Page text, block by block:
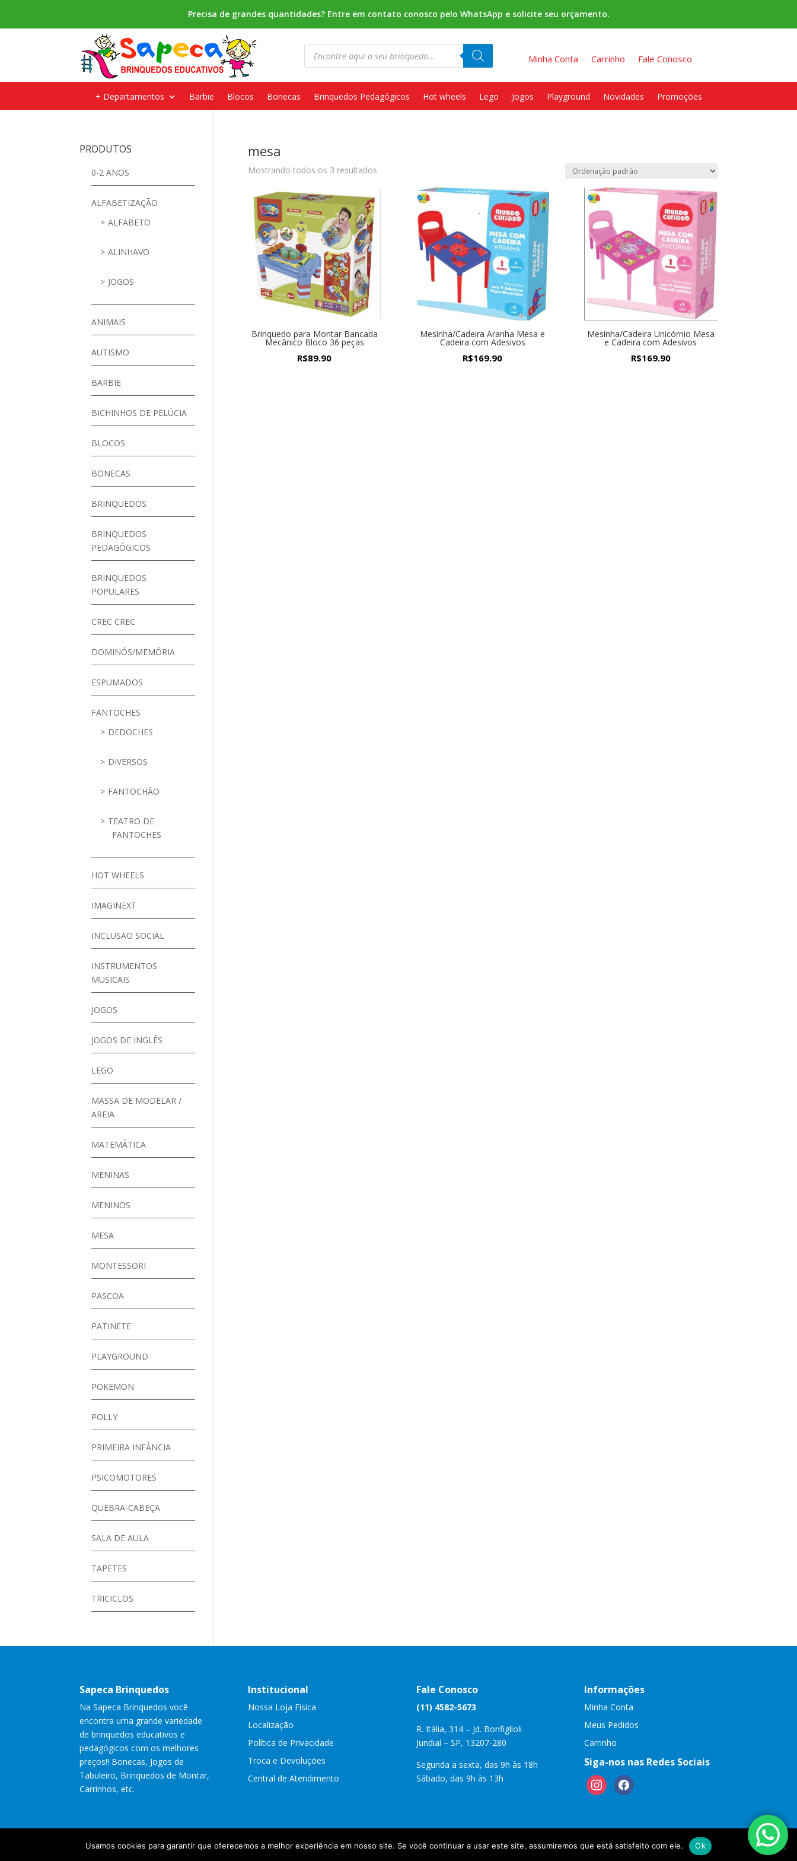
Precisa de grandes quantidades? Entre em contato conosco pelo WhatsApp e solicite seu orçamento.
Pesquisar
produtos Minha Conta Carrinho Fale Conosco
+ Departamentos Barbie Blocos Bonecas Brinquedos Pedagógicos Hot wheels Lego Jogos Playground Novidades Promoções
mesa
Mostrando todos os 3 resultados
Brinquedo para Montar Bancada
Mecânico Bloco 36 peças
R$89.90
Mesinha/Cadeira Aranha Mesa e
Cadeira com Adesivos
R$169.90
Mesinha/Cadeira Unicórnio Mesa
e Cadeira com Adesivos
R$169.90
PRODUTOS
0-2 ANOS
ALFABETIZAÇÃO
ALFABETO
ALINHAVO
JOGOS
ANIMAIS
AUTISMO
BARBIE
BICHINHOS DE PELÚCIA
BLOCOS
BONECAS
BRINQUEDOS
BRINQUEDOS
PEDAGÓGICOS
BRINQUEDOS
POPULARES
CREC CREC
DOMINÓS/MEMÓRIA
ESPUMADOS
FANTOCHES
DEDOCHES
DIVERSOS
FANTOCHÃO
TEATRO DE
FANTOCHES
HOT WHEELS
IMAGINEXT
INCLUSAO SOCIAL
INSTRUMENTOS
MUSICAIS
JOGOS
JOGOS DE INGLÊS
LEGO
MASSA DE MODELAR /
AREIA
MATEMÁTICA
MENINAS
MENINOS
MESA
MONTESSORI
PASCOA
PATINETE
PLAYGROUND
POKEMON
POLLY
PRIMEIRA INFÂNCIA
PSICOMOTORES
QUEBRA-CABEÇA
SALA DE AULA
TAPETES
TRICICLOS
Sapeca Brinquedos
Na Sapeca Brinquedos você
encontra uma grande variedade
de brinquedos educativos e
pedagógicos com os melhores
preços!! Bonecas, Jogos de
Tabuleiro, Brinquedos de Montar,
Carrinhos, etc.
Institucional
Nossa Loja Física
Localização
Política de Privacidade
Troca e Devoluções
Central de Atendimento
Fale Conosco
(11) 4582-5673
R. Itália, 314 – Jd. Bonfiglioli
Jundiaí – SP, 13207-280
Segunda a sexta, das 9h às 18h
Sábado, das 9h às 13h
Informações
Minha Conta
Meus Pedidos
Carrinho
Siga-nos nas Redes Sociais
instagramfacebook
Copyright Sapeca Brinquedos | Desenvolvido por Webdas | Sua Empresa na Internet -www.suaempresanainternet.net
Usamos cookies para garantir que oferecemos a melhor experiência em nosso site. Se você continuar a usar este site, assumiremos que está satisfeito com ele. Ok